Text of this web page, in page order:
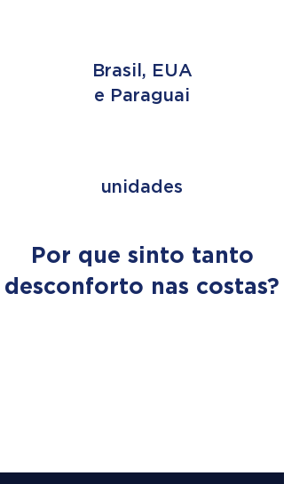
Brasil, EUA
e Paraguai
unidades
Por que sinto tanto
desconforto nas costas?